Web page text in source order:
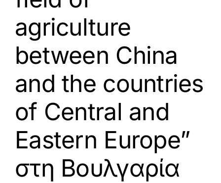
agriculture
between China
and the countries
of Central and
Eastern Europe”
στη Βουλγαρία